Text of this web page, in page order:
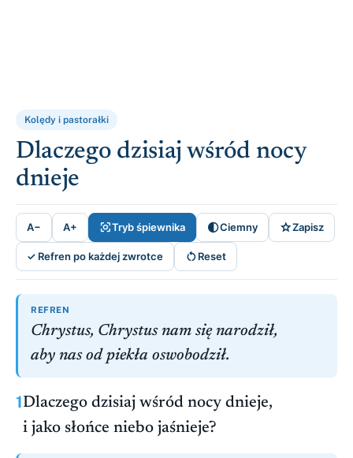
Kolędy i pastorałki
Dlaczego dzisiaj wśród nocy
dnieje
A− A+ Tryb śpiewnika Ciemny Zapisz
✓ Refren po każdej zwrotce Reset
REFREN
Chrystus, Chrystus nam się narodził,
aby nas od piekła oswobodził.
1Dlaczego dzisiaj wśród nocy dnieje,
i jako słońce niebo jaśnieje?